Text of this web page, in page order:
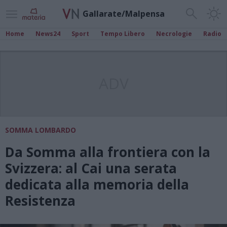
Gallarate/Malpensa
Home News24 Sport Tempo Libero Necrologie Radio
SOMMA LOMBARDO
Da Somma alla frontiera con la
Svizzera: al Cai una serata
dedicata alla memoria della
Resistenza